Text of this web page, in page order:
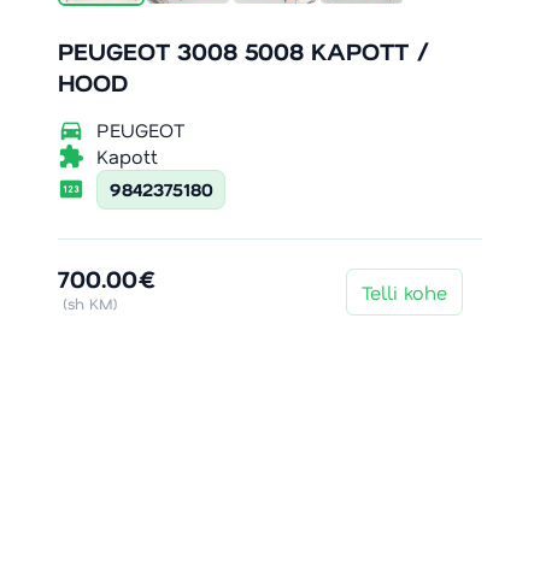
PEUGEOT 3008 5008 KAPOTT /
HOOD
directions_car PEUGEOT
extension Kapott
pin 9842375180
700.00€
(sh KM) Telli kohe